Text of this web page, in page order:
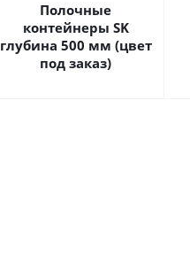
Полочные
контейнеры SK
глубина 500 мм (цвет
под заказ)